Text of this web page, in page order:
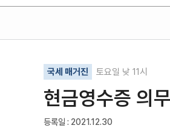
국세 매거진 토요일 낮 11시
현금영수증 의
등록일 : 2021.12.30
기사인쇄
글자확대
글자축소